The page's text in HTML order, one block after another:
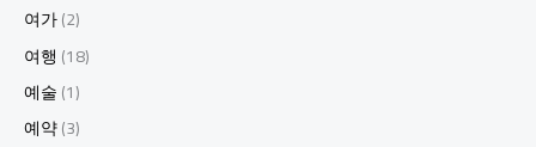
여가(2)
여행 (18)
예술(1)
예약(3)